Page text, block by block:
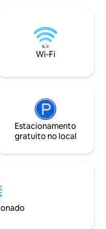
pé), loja
Thun,
Paradise e 750m
acessível em no
pé, caso
fica a 150m de
Wi-Fi
Estacionamento
gratuito no local